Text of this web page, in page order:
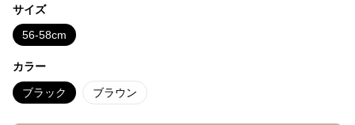
サイズ
56-58cm
カラー
ブラック ブラウン